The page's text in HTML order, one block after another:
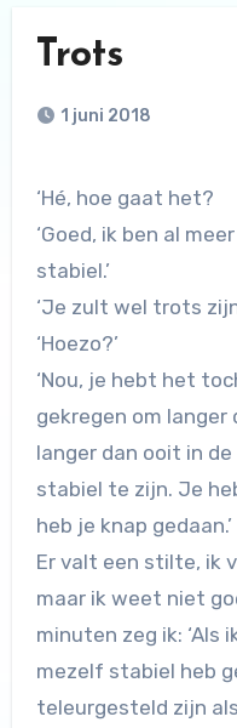
Trots
1 juni 2018
‘Hé, hoe gaat het?
‘Goed, ik ben al
stabiel.’
‘Je zult wel trots
‘Hoezo?’
‘Nou, je hebt het
gekregen om
langer dan ooit in
stabiel te zijn. Je
heb je knap gedaan.’
Er valt een stilte, ik
maar ik weet niet
minuten zeg ik:
mezelf stabiel heb
teleurgesteld zijn